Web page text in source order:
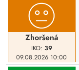
Zhoršená
IKO: 39
09.08.2026 10:00